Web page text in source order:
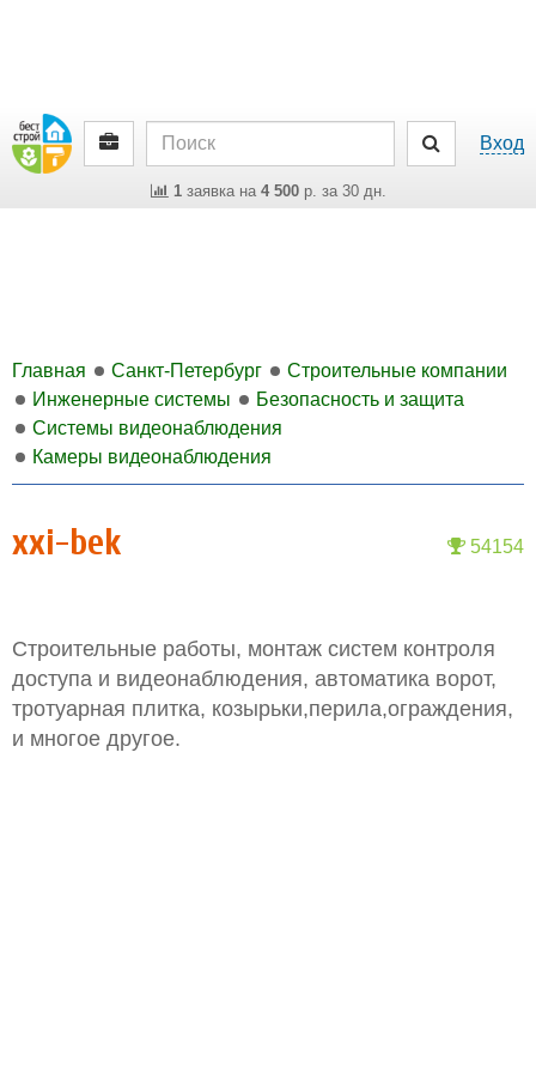
Вход
1заявка на 4 500р. за 30 дн.
Главная Санкт-Петербург
Строительные компании
Инженерные системы
Безопасность и защита
Системы видеонаблюдения
Камеры видеонаблюдения
54154
xxi-bek
Строительные работы, монтаж систем контроля
доступа и видеонаблюдения, автоматика ворот,
тротуарная плитка, козырьки,перила,ограждения,
и многое другое.